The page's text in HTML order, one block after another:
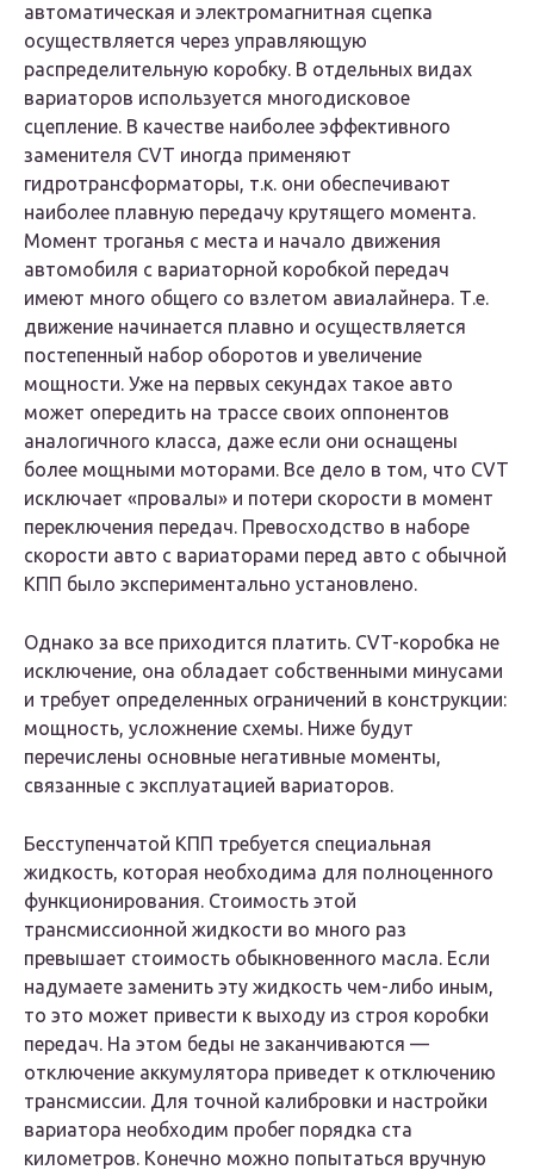
автоматическая и электромагнитная сцепка
осуществляется через управляющую
распределительную коробку. В отдельных видах
вариаторов используется многодисковое
сцепление. В качестве наиболее эффективного
заменителя CVT иногда применяют
гидротрансформаторы, т.к. они обеспечивают
наиболее плавную передачу крутящего момента.
Момент троганья с места и начало движения
автомобиля с вариаторной коробкой передач
имеют много общего со взлетом авиалайнера. Т.е.
движение начинается плавно и осуществляется
постепенный набор оборотов и увеличение
мощности. Уже на первых секундах такое авто
может опередить на трассе своих оппонентов
аналогичного класса, даже если они оснащены
более мощными моторами. Все дело в том, что CVT
исключает «провалы» и потери скорости в момент
переключения передач. Превосходство в наборе
скорости авто с вариаторами перед авто с обычной
КПП было экспериментально установлено.
Однако за все приходится платить. CVT-коробка не
исключение, она обладает собственными минусами
и требует определенных ограничений в конструкции:
мощность, усложнение схемы. Ниже будут
перечислены основные негативные моменты,
связанные с эксплуатацией вариаторов.
Бесступенчатой КПП требуется специальная
жидкость, которая необходима для полноценного
функционирования. Стоимость этой
трансмиссионной жидкости во много раз
превышает стоимость обыкновенного масла. Если
надумаете заменить эту жидкость чем-либо иным,
то это может привести к выходу из строя коробки
передач. На этом беды не заканчиваются —
отключение аккумулятора приведет к отключению
трансмиссии. Для точной калибровки и настройки
вариатора необходим пробег порядка ста
километров. Конечно можно попытаться вручную